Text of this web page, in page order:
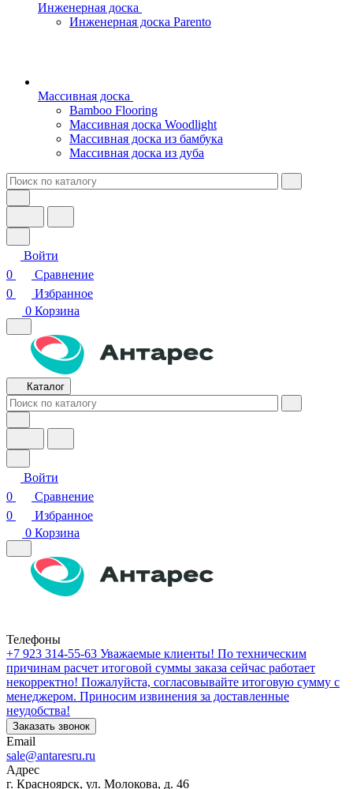
Инженерная доска
Инженерная доска Parento
Массивная доска
Bamboo Flooring
Массивная доска Woodlight
Массивная доска из бамбука
Массивная доска из дуба
Войти
0
Сравнение
0
Избранное
0 Корзина
Каталог
Войти
0
Сравнение
0
Избранное
0 Корзина
Телефоны
+7 923 314-55-63 Уважаемые клиенты! По техническим
причинам расчет итоговой суммы заказа сейчас работает
некорректно! Пожалуйста, согласовывайте итоговую сумму с
менеджером. Приносим извинения за доставленные
неудобства!
Заказать звонок
Email
sale@antaresru.ru
Адрес
г. Красноярск, ул. Молокова, д. 46